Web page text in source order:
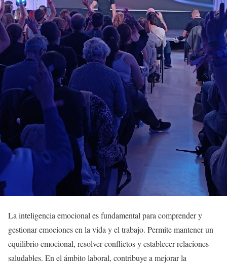
La inteligencia emocional es fundamental para comprender y
gestionar emociones en la vida y el trabajo. Permite mantener un
equilibrio emocional, resolver conflictos y establecer relaciones
saludables. En el ámbito laboral, contribuye a mejorar la